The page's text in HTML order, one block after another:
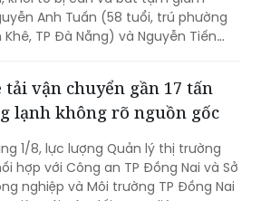
1/8, Công an TP Đà Nẵng cho biết,
Cảnh sát kinh tế đã khởi tố vụ
Anh Tuấn (58 tuổi, trú phường
Khê, TP Đà Nẵng) và Nguyễn Tiến
(43 tuổi, trú TPHCM) để điều tra về
vi in, phát hành, mua bán trái
hóa đơn.
tải vận chuyển gần 17 tấn
lạnh không rõ nguồn gốc